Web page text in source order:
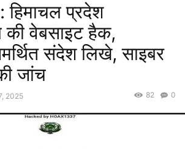
प्रदेश
की वेबसाइट हैक,
संदेश लिखे, साइबर
जांच
2025 0
82